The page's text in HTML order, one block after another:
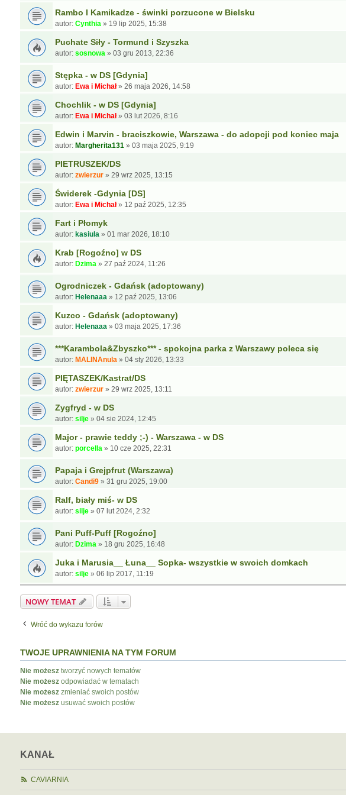
Rambo I Kamikadze - świnki porzucone w Bielsku
autor: Cynthia» 19 lip 2025, 15:38
Puchate Siły - Tormund i Szyszka
autor: sosnowa» 03 gru 2013, 22:36
Stępka - w DS [Gdynia]
autor: Ewa i Michał» 26 maja 2026, 14:58
Chochlik - w DS [Gdynia]
autor: Ewa i Michał» 03 lut 2026, 8:16
Edwin i Marvin - braciszkowie, Warszawa - do adopcji pod koniec maja
autor: Margherita131» 03 maja 2025, 9:19
PIETRUSZEK/DS
autor: zwierzur» 29 wrz 2025, 13:15
Świderek -Gdynia [DS]
autor: Ewa i Michał» 12 paź 2025, 12:35
Fart i Płomyk
autor: kasiula» 01 mar 2026, 18:10
Krab [Rogoźno] w DS
autor: Dzima» 27 paź 2024, 11:26
Ogrodniczek - Gdańsk (adoptowany)
autor: Helenaaa» 12 paź 2025, 13:06
Kuzco - Gdańsk (adoptowany)
autor: Helenaaa» 03 maja 2025, 17:36
***Karambola&Zbyszko*** - spokojna parka z Warszawy poleca się
autor: MALINAnula» 04 sty 2026, 13:33
PIĘTASZEK/Kastrat/DS
autor: zwierzur» 29 wrz 2025, 13:11
Zygfryd - w DS
autor: silje» 04 sie 2024, 12:45
Major - prawie teddy ;-) - Warszawa - w DS
autor: porcella» 10 cze 2025, 22:31
Papaja i Grejpfrut (Warszawa)
autor: Candi9» 31 gru 2025, 19:00
Ralf, biały miś- w DS
autor: silje» 07 lut 2024, 2:32
Pani Puff-Puff [Rogoźno]
autor: Dzima» 18 gru 2025, 16:48
Juka i Marusia__ Łuna__ Sopka- wszystkie w swoich domkach
autor: silje» 06 lip 2017, 11:19
NOWY TEMAT
Wróć do wykazu forów
TWOJE UPRAWNIENIA NA TYM FORUM
Nie możesztworzyć nowych tematów
Nie możeszodpowiadać w tematach
Nie możeszzmieniać swoich postów
Nie możeszusuwać swoich postów
KANAŁ
CAVIARNIA